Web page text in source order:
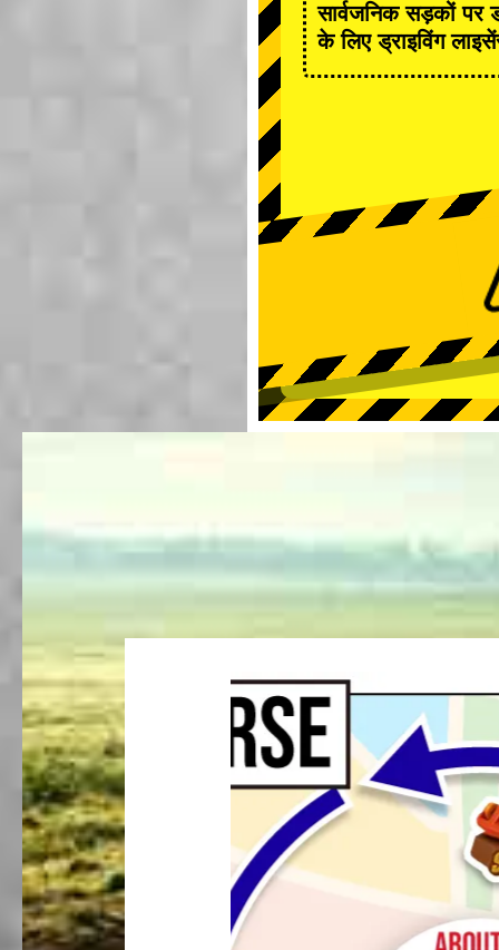
सार्वजनिक सड़कों पर
के लिए ड्राइविंग